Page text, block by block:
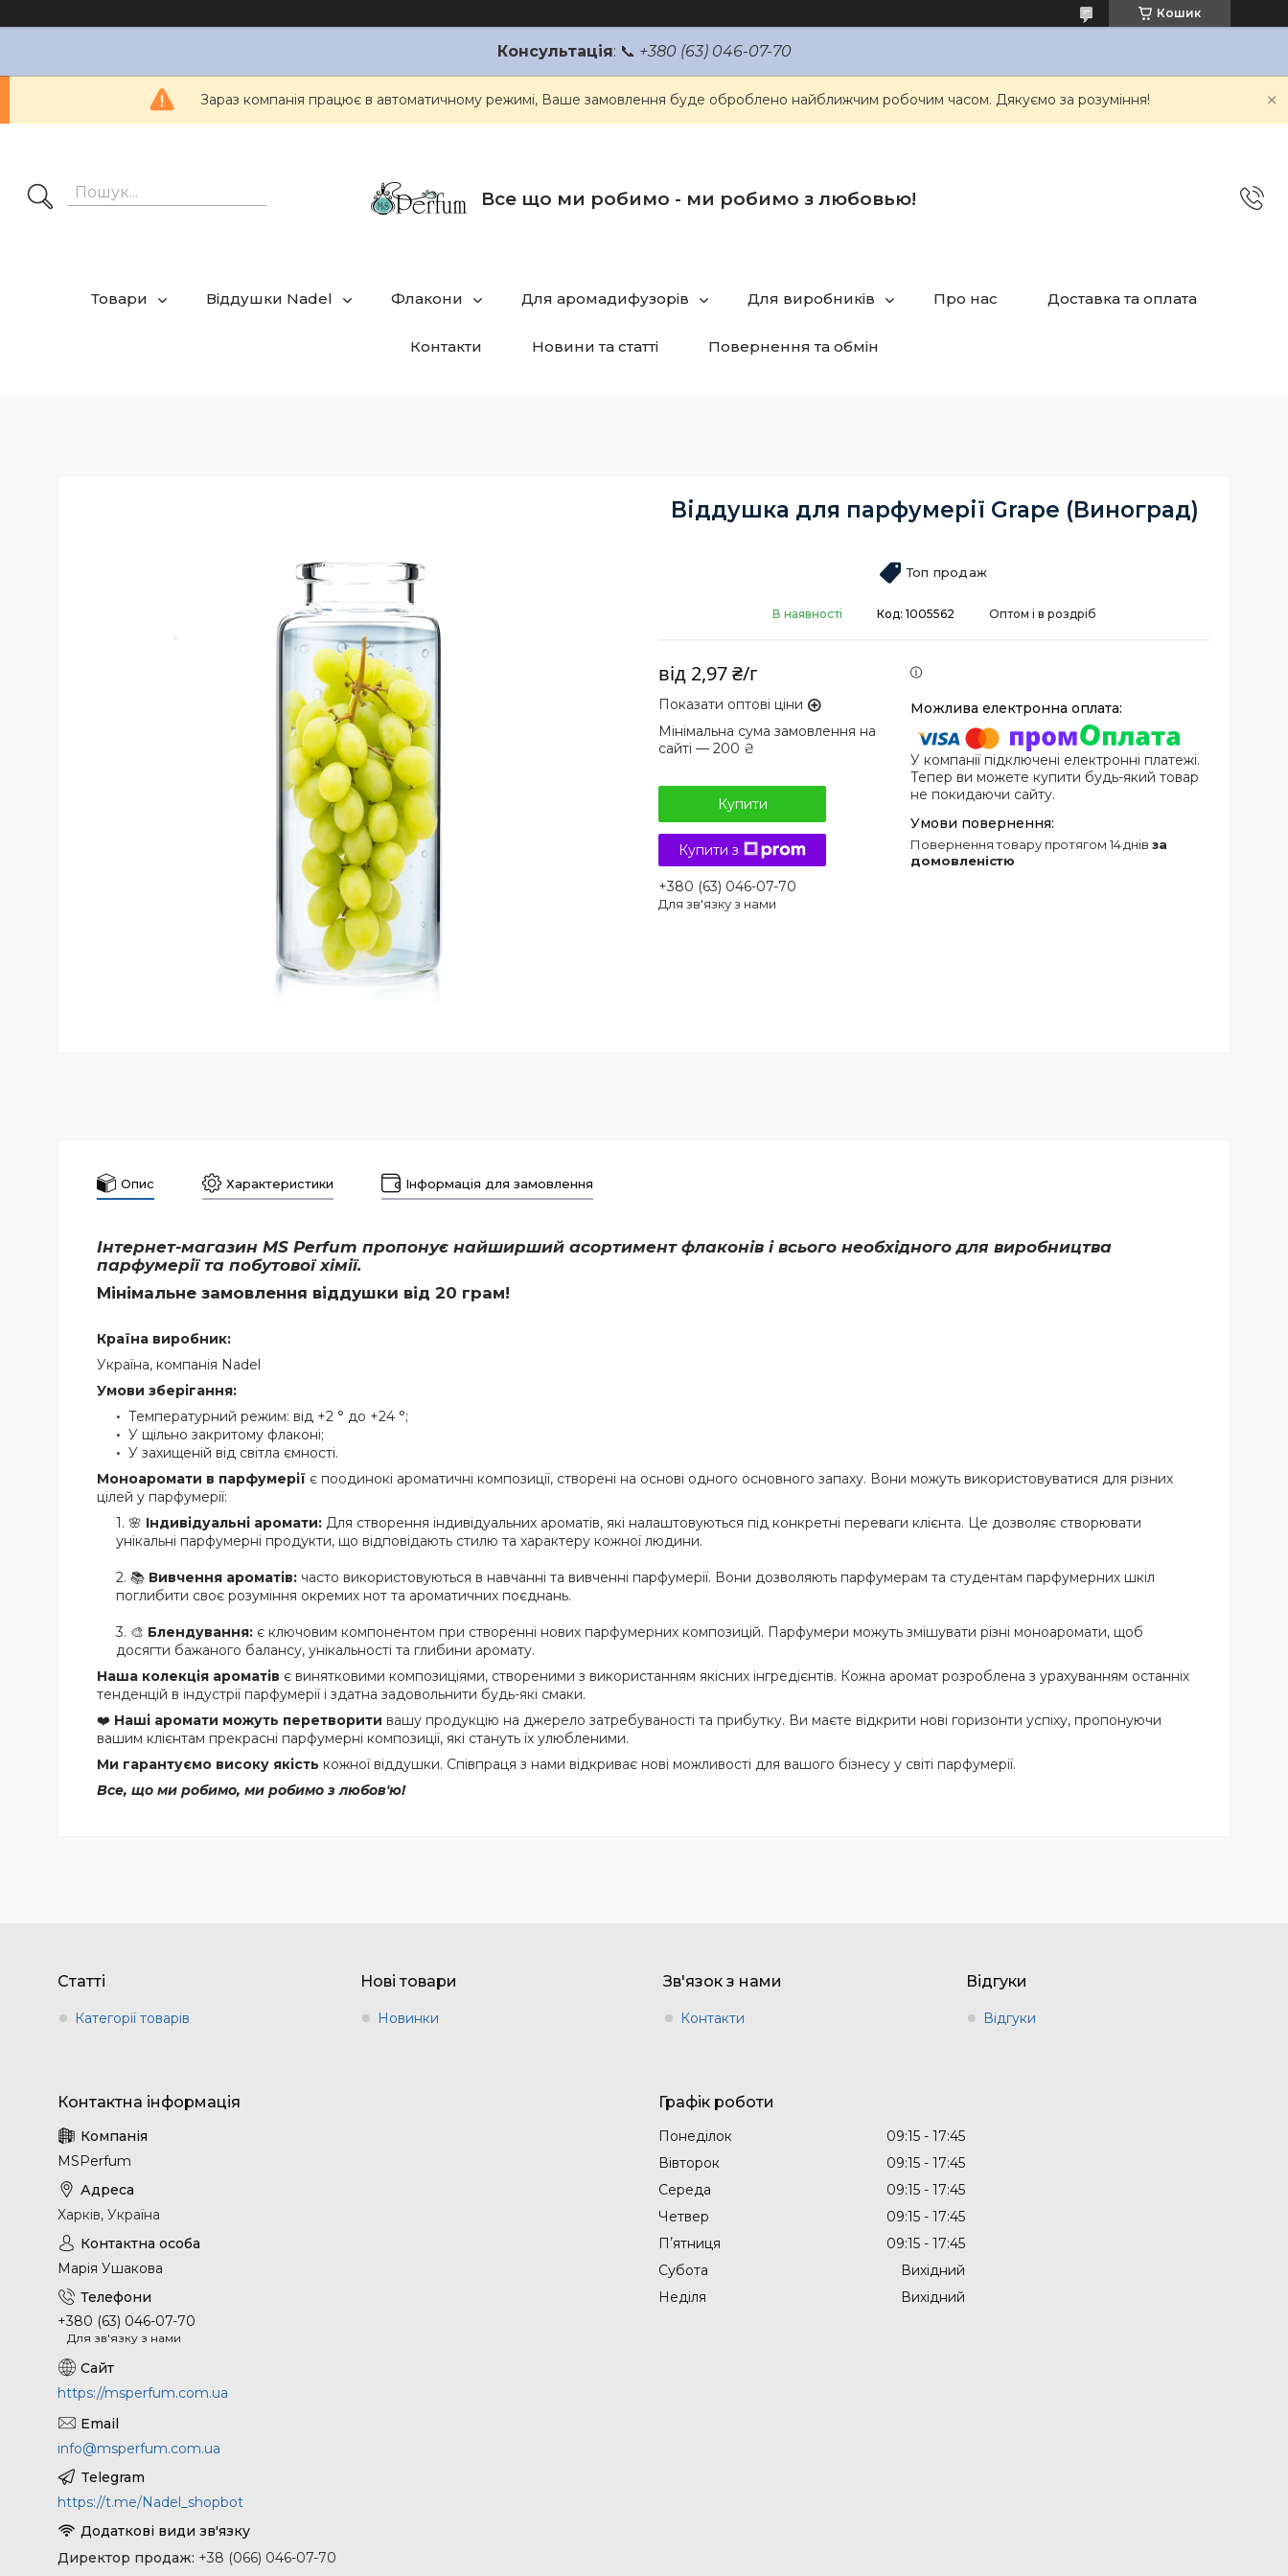
Кошик
Консультація: 📞 +380 (63) 046-07-70
Зараз компанія працює в автоматичному режимі, Ваше замовлення буде оброблено найближчим робочим часом. Дякуємо за розуміння!
Все що ми робимо - ми робимо з любовью!
Товари Віддушки Nadel Флакони Для аромадифузорів Для виробників Про нас Доставка та оплата
Контакти Новини та статті Повернення та обмін
Віддушка для парфумерії Grape (Виноград)
Топ продаж
В наявності Оптом і в роздріб
Код: 1005562
від 2,97 ₴/г
Показати оптові ціни
Мінімальна сума замовлення на
сайті — 200 ₴
Купити
Купити з
+380 (63) 046-07-70
Для зв'язку з нами
У компанії підключені електронні платежі.
Тепер ви можете купити будь-який товар
не покидаючи сайту.
повернення товару протягом 14 днів за
домовленістю
Опис Характеристики Інформація для замовлення
Інтернет-магазин MS Perfum пропонує найширший асортимент флаконів і всього необхідного для виробництва
парфумерії та побутової хімії.
Мінімальне замовлення віддушки від 20 грам!
Країна виробник:
Україна, компанія Nadel
Умови зберігання:
Температурний режим: від +2 ° до +24 °;
У щільно закритому флаконі;
У захищеній від світла ємності.
Моноаромати в парфумерії є поодинокі ароматичні композиції, створені на основі одного основного запаху. Вони можуть використовуватися для різних
цілей у парфумерії:
🌸 Індивідуальні аромати: Для створення індивідуальних ароматів, які налаштовуються під конкретні переваги клієнта. Це дозволяє створювати
унікальні парфумерні продукти, що відповідають стилю та характеру кожної людини.
📚 Вивчення ароматів: часто використовуються в навчанні та вивченні парфумерії. Вони дозволяють парфумерам та студентам парфумерних шкіл
поглибити своє розуміння окремих нот та ароматичних поєднань.
🎨 Блендування: є ключовим компонентом при створенні нових парфумерних композицій. Парфумери можуть змішувати різні моноаромати, щоб
досягти бажаного балансу, унікальності та глибини аромату.
Наша колекція ароматів є винятковими композиціями, створеними з використанням якісних інгредієнтів. Кожна аромат розроблена з урахуванням останніх
тенденцій в індустрії парфумерії і здатна задовольнити будь-які смаки.
❤️ Наші аромати можуть перетворити вашу продукцію на джерело затребуваності та прибутку. Ви маєте відкрити нові горизонти успіху, пропонуючи
вашим клієнтам прекрасні парфумерні композиції, які стануть їх улюбленими.
Ми гарантуємо високу якість кожної віддушки. Співпраця з нами відкриває нові можливості для вашого бізнесу у світі парфумерії.
Все, що ми робимо, ми робимо з любов'ю!
Статті
Категорії товарів
Нові товари
Новинки
Зв'язок з нами
Контакти
Відгуки
Відгуки
MSPerfum
Харків, Україна
Марія Ушакова
+380 (63) 046-07-70
Для зв'язку з нами
https://msperfum.com.ua
info@msperfum.com.ua
https://t.me/Nadel_shopbot
Директор продаж +38 (066) 046-07-70
Графік роботи
Понеділок 09:15
17:45
Вівторок
09:15
17:45
Середа
09:15
17:45
Четвер
09:15
17:45
Пʼятниця
09:15
17:45
Субота
Вихідний
Неділя
Вихідний